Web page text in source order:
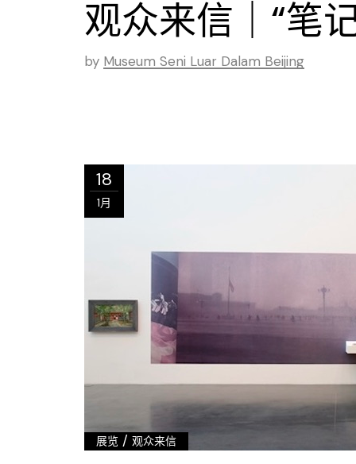
观众来信｜“笔
by Museum Seni Luar Dalam Beijing
18
1月
展览 / 观众来信